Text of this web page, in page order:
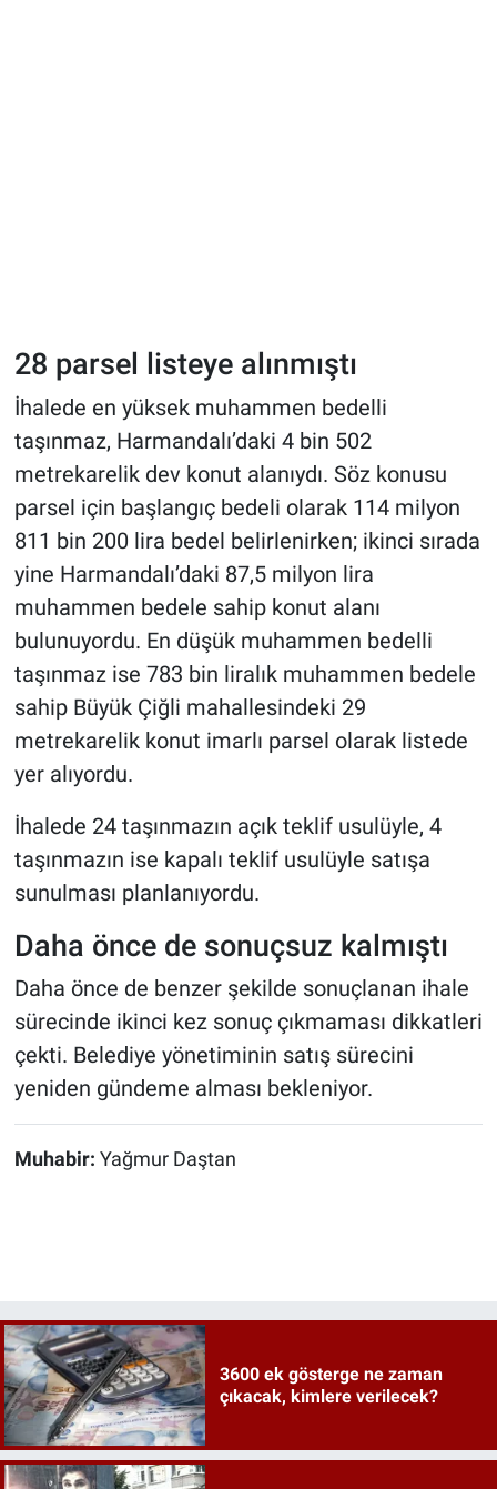
28 parsel listeye alınmıştı
İhalede en yüksek muhammen bedelli
taşınmaz, Harmandalı’daki 4 bin 502
metrekarelik dev konut alanıydı. Söz konusu
parsel için başlangıç bedeli olarak 114 milyon
811 bin 200 lira bedel belirlenirken; ikinci sırada
yine Harmandalı’daki 87,5 milyon lira
muhammen bedele sahip konut alanı
bulunuyordu. En düşük muhammen bedelli
taşınmaz ise 783 bin liralık muhammen bedele
sahip Büyük Çiğli mahallesindeki 29
metrekarelik konut imarlı parsel olarak listede
yer alıyordu.
İhalede 24 taşınmazın açık teklif usulüyle, 4
taşınmazın ise kapalı teklif usulüyle satışa
sunulması planlanıyordu.
Daha önce de sonuçsuz kalmıştı
Daha önce de benzer şekilde sonuçlanan ihale
sürecinde ikinci kez sonuç çıkmaması dikkatleri
çekti. Belediye yönetiminin satış sürecini
yeniden gündeme alması bekleniyor.
Muhabir: Yağmur Daştan
3600 ek gösterge ne zaman
çıkacak, kimlere verilecek?